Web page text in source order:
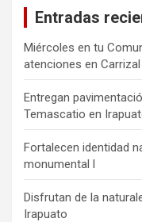
Entradas
Miércoles en tu
atenciones en Carrizal
Entregan
Temascatio en
Fortalecen identidad
monumental l
Disfrutan de la
Irapuato